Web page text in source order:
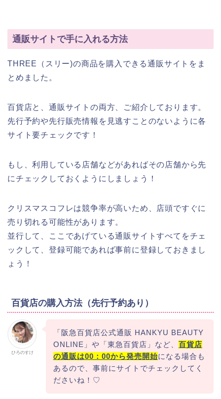
通販サイトで手に入れる方法
THREE（スリー)の商品を購入できる通販サイトをま
とめました。
百貨店と、通販サイトの両方、ご紹介しております。
先行予約や先行販売情報を見逃すことのないように各
サイト要チェックです！
もし、利用している店舗などがあればその店舗から先
にチェックしておくようにしましょう！
クリスマスコフレは競争率が高いため、店頭ですぐに
売り切れる可能性があります。
並行して、ここであげている通販サイトすべてをチェ
ックして、登録可能であれば事前に登録しておきまし
ょう！
百貨店の購入方法（先行予約あり）
ひろのすけ
「阪急百貨店公式通販 HANKYU BEAUTY
ONLINE」や「東急百貨店」など、 百貨店
の通販は00：00から発売開始になる場合も
あるので、事前にサイトでチェックしてく
ださいね！♡